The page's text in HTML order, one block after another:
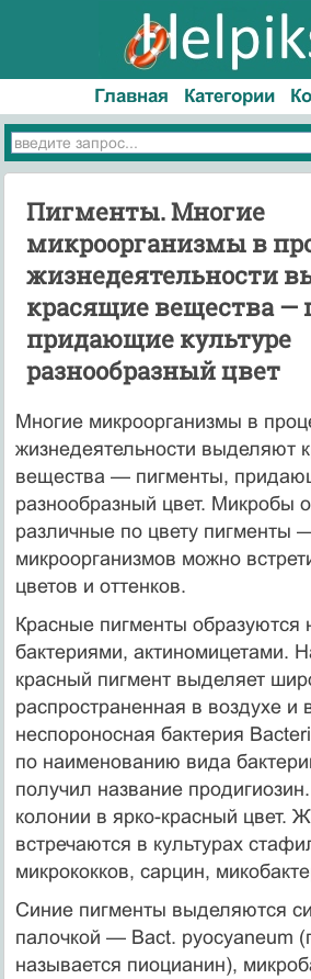
Главная Категории
Пигменты. Многие
микроорганизмы в
жизнедеятельности
красящие вещества —
придающие культуре
разнообразный цвет
Многие микроорганизмы в
жизнедеятельности выделяют
вещества — пигменты,
разнообразный цвет. Микробы
различные по цвету пигменты
микроорганизмов можно
цветов и оттенков.
Красные пигменты образуются
бактериями, актиномицетами.
красный пигмент выделяет
распространенная в воздухе и
неспороносная бактерия
по наименованию вида
получил название
колонии в ярко-красный цвет.
встречаются в культурах
микрококков, сарцин,
Синие пигменты выделяются
палочкой — Bact. pyocyaneum
называется пиоцианин),